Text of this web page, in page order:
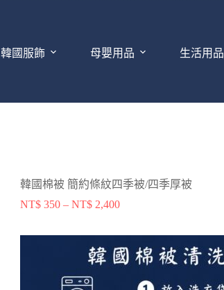
韓國服飾 母嬰用品 生活用品
韓國棉被 簡約條紋四季被/四季厚被
NT$ 350 – NT$ 2,400